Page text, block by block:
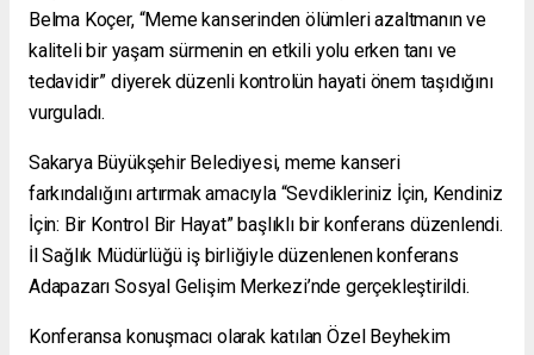
Belma Koçer, “Meme kanserinden ölümleri azaltmanın ve
kaliteli bir yaşam sürmenin en etkili yolu erken tanı ve
tedavidir” diyerek düzenli kontrolün hayati önem taşıdığını
vurguladı.
Sakarya Büyükşehir Belediyesi, meme kanseri
farkındalığını artırmak amacıyla “Sevdikleriniz İçin, Kendiniz
İçin: Bir Kontrol Bir Hayat” başlıklı bir konferans düzenlendi.
İl Sağlık Müdürlüğü iş birliğiyle düzenlenen konferans
Adapazarı Sosyal Gelişim Merkezi’nde gerçekleştirildi.
Konferansa konuşmacı olarak katılan Özel Beyhekim